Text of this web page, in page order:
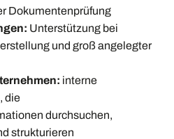
Dokumentenprüfung
Unterstützung bei
und groß angelegter
interne
die
durchsuchen,
strukturieren